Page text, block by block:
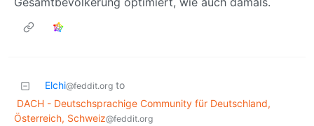
Elchi@feddit.org to
DACH - Deutschsprachige Community für Deutschland,
Österreich, Schweiz@feddit.org